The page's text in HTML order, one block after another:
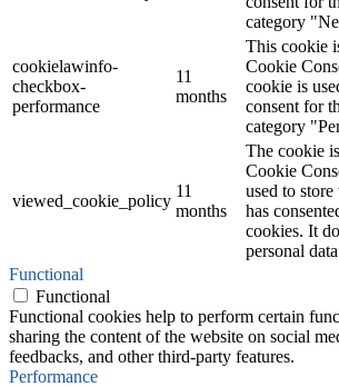
category
cookielawinfo-
checkbox-
performance
11
months
This cookie
Cookie
cookie is
consent for
category
viewed_cookie_policy
11
months
The cookie
Cookie
used to
has
cookies. It
personal
Functional
Functional
Functional cookies help to perform certain
sharing the content of the website on social
feedbacks, and other third-party features.
Performance